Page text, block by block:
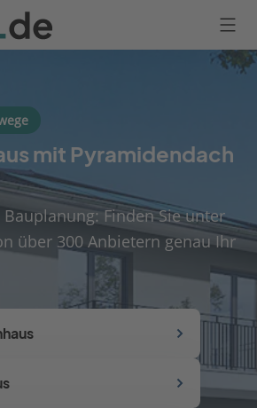
mit Pyramidendach
Finden Sie unter
über 300 Anbietern genau Ihr